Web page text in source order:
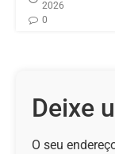
2026
0
Deixe
O seu